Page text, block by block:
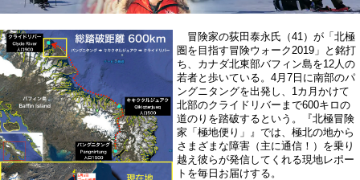
冒険家の荻田泰永氏（41）が 「北極
圏を目指す冒険ウォーク2019」 と銘打
ち、カナダ北東部バフィン島を12人の
若者と歩いている。4月7日に南部のパ
ングニタングを出発し、1カ月かけて
北部のクライドリバーまで600キロの
道のりを踏破するという。『北極冒険
家「極地便り」』では、極北の地から
さまざまな障害（主に通信！）を乗り
越え彼らが発信してくれる現地レポー
トを毎日お届けする。